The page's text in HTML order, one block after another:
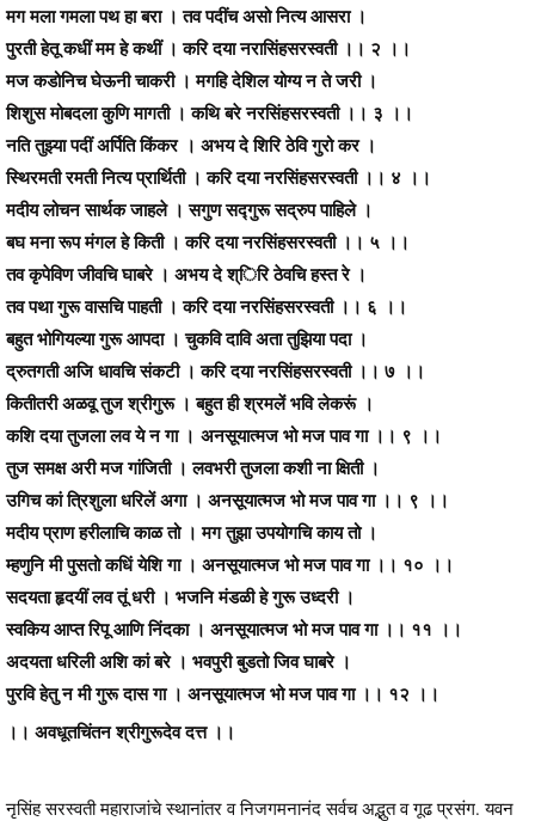
मग मला गमला पथ हा बरा । तव पदींच असो नित्य आसरा ।
पुरती हेतू कधीं मम हे कथीं । करि दया नरासिंहसरस्वती ।। २ ।।
मज कडोनिच घेऊनी चाकरी । मगहि देशिल योग्य न ते जरी ।
शिशुस मोबदला कुणि मागती । कथि बरे नरसिंहसरस्वती ।। ३ ।।
नति तुझ्या पदीं अर्पिति किंकर । अभय दे शिरि ठेवि गुरो कर ।
स्थिरमती रमती नित्य प्रार्थिती । करि दया नरसिंहसरस्वती ।। ४ ।।
मदीय लोचन सार्थक जाहले । सगुण सद्गुरू सद्रुप पाहिले ।
बघ मना रूप मंगल हे किती । करि दया नरसिंहसरस्वती ।। ५ ।।
तव कृपेविण जीवचि घाबरे । अभय दे श्िरि ठेवचि हस्त रे ।
तव पथा गुरू वासचि पाहती । करि दया नरसिंहसरस्वती ।। ६ ।।
बहुत भोगियल्या गुरू आपदा । चुकवि दावि अता तुझिया पदा ।
द्रुतगती अजि धावचि संकटी । करि दया नरसिंहसरस्वती ।। ७ ।।
कितीतरी अळवू तुज श्रीगुरू । बहुत ही श्रमलें भवि लेकरूं ।
कशि दया तुजला लव ये न गा । अनसूयात्मज भो मज पाव गा ।। ९ ।।
तुज समक्ष अरी मज गांजिती । लवभरी तुजला कशी ना क्षिती ।
उगिच कां त्रिशुला धरिलें अगा । अनसूयात्मज भो मज पाव गा ।। ९ ।।
मदीय प्राण हरीलाचि काळ तो । मग तुझा उपयोगचि काय तो ।
म्हणुनि मी पुसतो कधिं येशि गा । अनसूयात्मज भो मज पाव गा ।। १० ।।
सदयता हृदयीं लव तूं धरी । भजनि मंडळी हे गुरू उध्दरी ।
स्वकिय आप्त रिपू आणि निंदका । अनसूयात्मज भो मज पाव गा ।। ११ ।।
अदयता धरिली अशि कां बरे । भवपुरी बुडतो जिव घाबरे ।
पुरवि हेतु न मी गुरू दास गा । अनसूयात्मज भो मज पाव गा ।। १२ ।।
।। अवधूतचिंतन श्रीगुरूदेव दत्त ।।
नृसिंह सरस्वती महाराजांचे स्थानांतर व निजगमनानंद सर्वच अद्भुत व गूढ प्रसंग. यवन